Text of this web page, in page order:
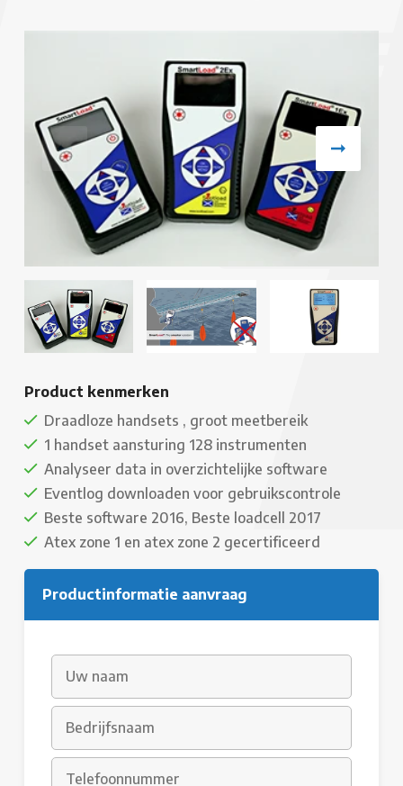
Product kenmerken
Draadloze handsets , groot meetbereik
1 handset aansturing 128 instrumenten
Analyseer data in overzichtelijke software
Eventlog downloaden voor gebruikscontrole
Beste software 2016, Beste loadcell 2017
Atex zone 1 en atex zone 2 gecertificeerd
Productinformatie aanvraag